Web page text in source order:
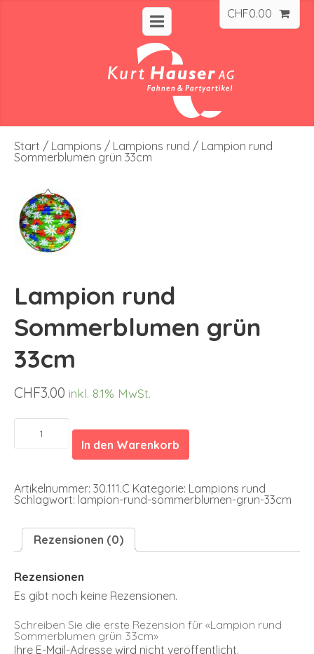
CHF0.00
Start / Lampions / Lampions rund / Lampion rund
Sommerblumen grün 33cm
Lampion rund
Sommerblumen grün
33cm
CHF3.00 inkl. 8.1% MwSt.
Lampion
SommerblumenIn den Warenkorb
Artikelnummer: 30.111.C Kategorie: Lampions rund
Schlagwort: lampion-rund-sommerblumen-grun-33cm
Rezensionen (0)
Rezensionen
Es gibt noch keine Rezensionen.
Schreiben Sie die erste Rezension für «Lampion rund
Sommerblumen grün 33cm»
Ihre E-Mail-Adresse wird nicht veröffentlicht.